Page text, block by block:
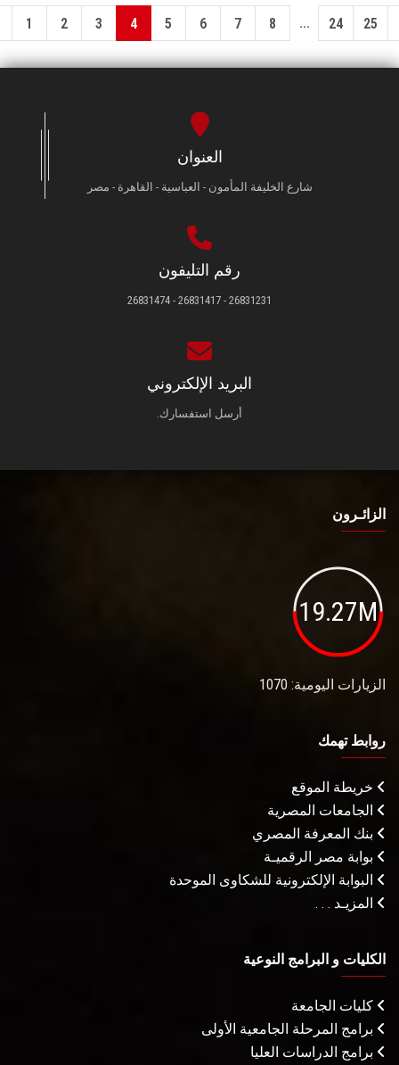
1 2 3 4 5 6 7 8 ... 24 25
العنوان
شارع الخليفة المأمون - العباسية - القاهرة - مصر
رقم التليفون
26831231 - 26831417 - 26831474
البريد الإلكتروني
أرسل استفسارك.
الزائـرون
19.27M
الزيارات اليومية: 1070
روابط تهمك
خريطة الموقع
الجامعات المصرية
بنك المعرفة المصري
بوابة مصر الرقميـة
البوابة الإلكترونية للشكاوى الموحدة
المزيـد . . .
الكليات و البرامج النوعية
كليات الجامعة
برامج المرحلة الجامعية الأولى
برامج الدراسات العليا